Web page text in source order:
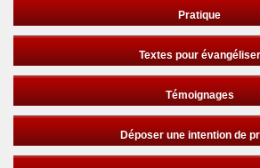
Pratique
Textes pour évangéliser
Témoignages
Déposer une intention de